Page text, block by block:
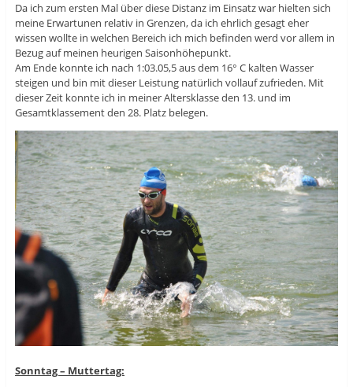
Da ich zum ersten Mal über diese Distanz im Einsatz war hielten sich
meine Erwartunen relativ in Grenzen, da ich ehrlich gesagt eher
wissen wollte in welchen Bereich ich mich befinden werd vor allem in
Bezug auf meinen heurigen Saisonhöhepunkt.
Am Ende konnte ich nach 1:03.05,5 aus dem 16° C kalten Wasser
steigen und bin mit dieser Leistung natürlich vollauf zufrieden. Mit
dieser Zeit konnte ich in meiner Altersklasse den 13. und im
Gesamtklassement den 28. Platz belegen.
Sonntag – Muttertag: